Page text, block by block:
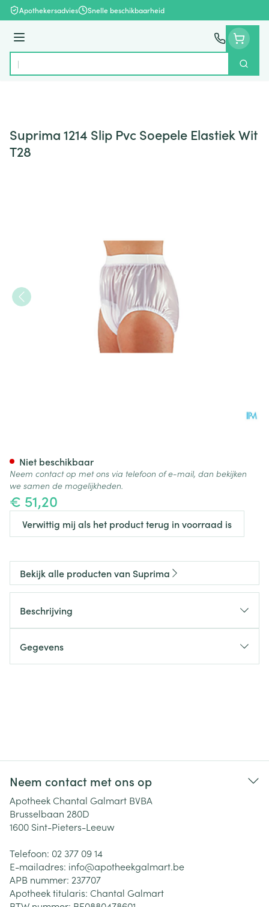
Ga naar de inhoud
Apothekersadvies Snelle beschikbaarheid
Menu
Product, merk, categorie...
Zoek
Suprima 1214 Slip Pvc Soepele Elastiek Wit
T28
€ 51,20
Verwittig mij als het product terug in voorraad is
Niet beschikbaar
Neem contact op met ons via telefoon of e-mail, dan bekijken
we samen de mogelijkheden.
Bekijk alle producten van Suprima
Beschrijving
Gegevens
Neem contact met ons op
Apotheek Chantal Galmart BVBA
Brusselbaan 280D
1600 Sint-Pieters-Leeuw
Telefoon: 02 377 09 14
E-mailadres: info@apotheekgalmart.be
APB nummer: 237707
Apotheek titularis: Chantal Galmart